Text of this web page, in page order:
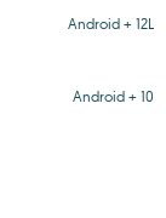
Android + 12L
Android + 10